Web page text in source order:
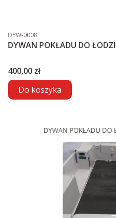
Kod produktu
DYW-0008
DYWAN POKŁADU DO
Cena
400,00 zł
Do koszyka